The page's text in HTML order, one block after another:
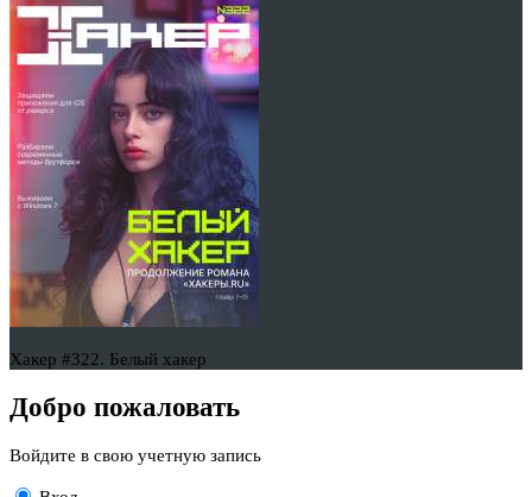
Хакер #322. Белый хакер
Добро пожаловать
Войдите в свою учетную запись